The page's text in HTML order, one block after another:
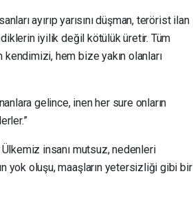
ayırıp yarısını düşman, terörist ilan
iyilik değil kötülük üretir. Tüm
hem bize yakın olanları
gelince, inen her sure onların
insanı mutsuz, nedenleri
yok oluşu, maaşların yetersizliği gibi bir